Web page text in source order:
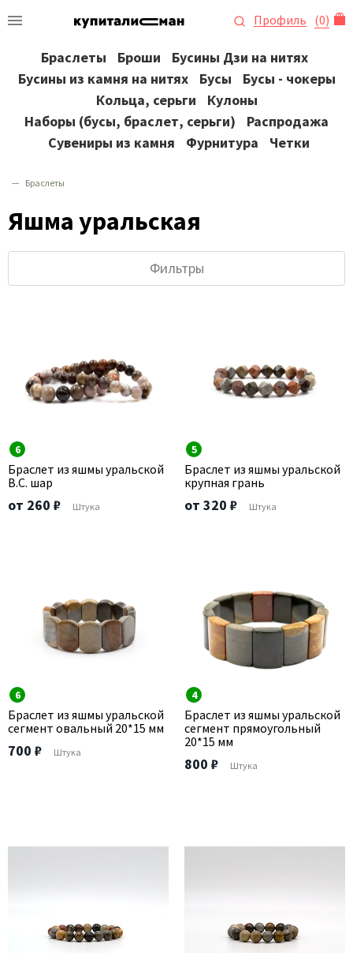
Профиль (0)
Браслеты Броши
Бусины Дзи на нитях
Бусины из камня на нитях
Бусы
Бусы - чокеры
Кольца, серьги
Кулоны
Наборы (бусы, браслет, серьги)
Распродажа
Сувениры из камня
Фурнитура Четки
Браслеты
Яшма уральская
Фильтры
6
Браслет из яшмы уральской
В.С. шар
от 260 ₽ Штука
5
Браслет из яшмы уральской
крупная грань
от 320 ₽ Штука
6
Браслет из яшмы уральской
сегмент овальный 20*15 мм
700 ₽ Штука
4
Браслет из яшмы уральской
сегмент прямоугольный
20*15 мм
800 ₽ Штука